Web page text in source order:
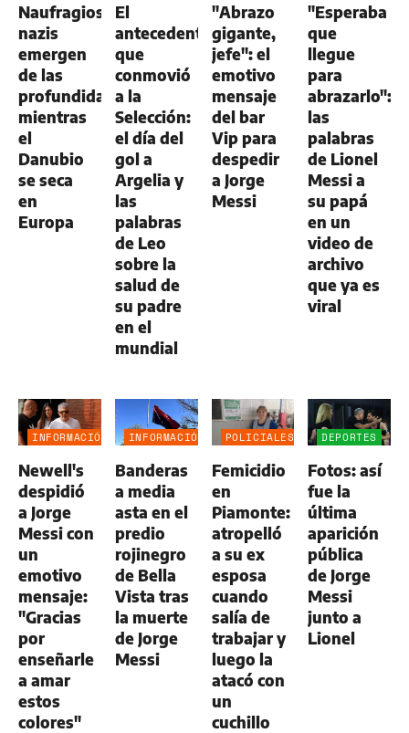
Naufragios
nazis
emergen
de las
profundidades
mientras
el
Danubio
se seca
en
Europa
El
antecedente
que
conmovió
a la
Selección:
el día del
gol a
Argelia y
las
palabras
de Leo
sobre la
salud de
su padre
en el
mundial
"Abrazo
gigante,
jefe": el
emotivo
mensaje
del bar
Vip para
despedir
a Jorge
Messi
"Esperaba
que
llegue
para
abrazarlo":
las
palabras
de Lionel
Messi a
su papá
en un
video de
archivo
que ya es
viral
INFORMACIÓN
Newell's
despidió
a Jorge
Messi con
un
emotivo
mensaje:
"Gracias
por
enseñarle
a amar
estos
colores"
INFORMACIÓN
Banderas
a media
asta en el
predio
rojinegro
de Bella
Vista tras
la muerte
de Jorge
Messi
POLICIALES
Femicidio
en
Piamonte:
atropelló
a su ex
esposa
cuando
salía de
trabajar y
luego la
atacó con
un
cuchillo
DEPORTES
Fotos: así
fue la
última
aparición
pública
de Jorge
Messi
junto a
Lionel